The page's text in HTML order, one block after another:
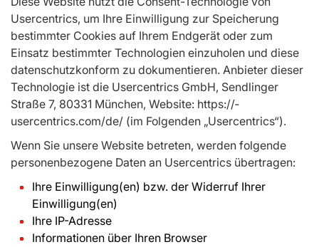
Usercentrics, um Ihre Einwilligung zur Speicherung
bestimmter Cookies auf Ihrem Endgerät oder zum
Einsatz bestimmter Technologien einzuholen und diese
datenschutzkonform zu dokumentieren. Anbieter dieser
Technologie ist die Usercentrics GmbH, Sendlinger
Straße 7, 80331 München, Website: https://­
usercentrics.com/de/ (im Folgenden „Usercentrics“).
Wenn Sie unsere Website betreten, werden folgende
personenbezogene Daten an Usercentrics übertragen:
Ihre Einwilligung(en) bzw. der Widerruf Ihrer
Einwilligung(en)
Ihre IP-Adresse
Informationen über Ihren Browser